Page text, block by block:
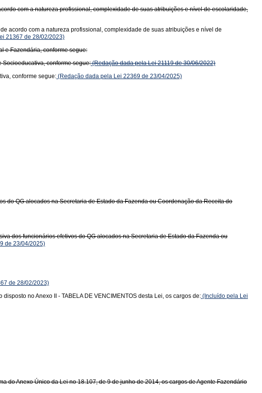
com a natureza profissional, complexidade de suas atribuições e nível de escolaridade,
acordo com a natureza profissional, complexidade de suas atribuições e nível de
21367 de 28/02/2023)
e Fazendária, conforme segue:
Socioeducativa, conforme segue:(Redação dada pela Lei 21119 de 30/06/2022)
conforme segue: (Redação dada pela Lei 22369 de 23/04/2025)
do QG alocados na Secretaria de Estado da Fazenda ou Coordenação da Receita do
dos funcionários efetivos do QG alocados na Secretaria de Estado da Fazenda ou
de 23/04/2025)
de 28/02/2023)
no Anexo II - TABELA DE VENCIMENTOS desta Lei, os cargos de: (Incluído pela Lei
do Anexo Único da Lei no 18.107, de 9 de junho de 2014, os cargos de Agente Fazendário